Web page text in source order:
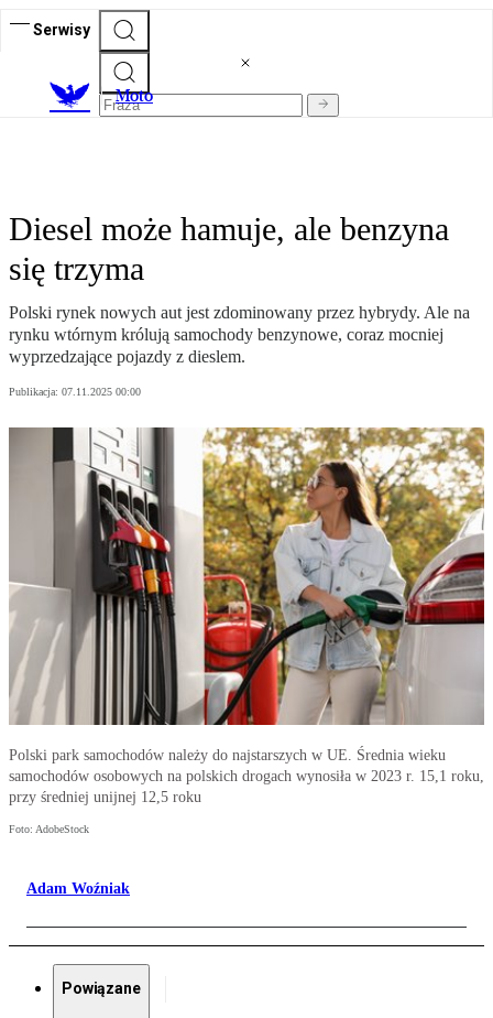
Serwisy
Moto
Diesel może hamuje, ale benzyna
się trzyma
Polski rynek nowych aut jest zdominowany przez hybrydy. Ale na
rynku wtórnym królują samochody benzynowe, coraz mocniej
wyprzedzające pojazdy z dieslem.
Publikacja: 07.11.2025 00:00
Polski park samochodów należy do najstarszych w UE. Średnia wieku
samochodów osobowych na polskich drogach wynosiła w 2023 r. 15,1 roku,
przy średniej unijnej 12,5 roku
Foto: AdobeStock
Adam Woźniak
Powiązane